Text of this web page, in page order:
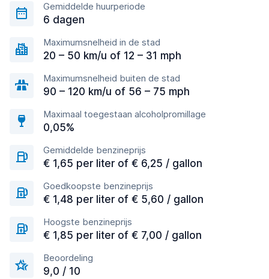
Gemiddelde huurperiode
6 dagen
Maximumsnelheid in de stad
20 – 50 km/u of 12 – 31 mph
Maximumsnelheid buiten de stad
90 – 120 km/u of 56 – 75 mph
Maximaal toegestaan alcoholpromillage
0,05%
Gemiddelde benzineprijs
€ 1,65 per liter of € 6,25 / gallon
Goedkoopste benzineprijs
€ 1,48 per liter of € 5,60 / gallon
Hoogste benzineprijs
€ 1,85 per liter of € 7,00 / gallon
Beoordeling
9,0 / 10